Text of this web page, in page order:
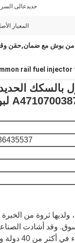
حديدعالى
المعيار
rail fuel injector
0986435642 A4710700387
ثروة من
وقد أشادت
والأمريكية